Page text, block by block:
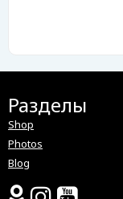
Разделы
Shop
Photos
Blog